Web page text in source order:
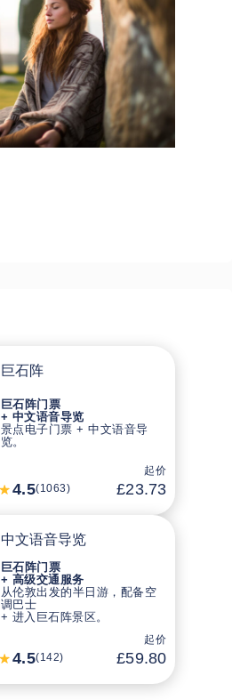
巨石阵
巨石阵门票
+ 中文语音导览
景点电子门票 + 中文语音导
览。
4.5(1063)
起价
£23.73
中文语音导览
巨石阵门票
+ 高级交通服务
从伦敦出发的半日游，配备空
调巴士
+ 进入巨石阵景区。
4.5(142)
起价
£59.80